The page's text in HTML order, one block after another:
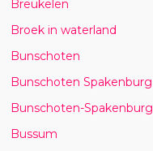
Breukelen
Broek in waterland
Bunschoten
Bunschoten Spakenburg
Bunschoten-Spakenburg
Bussum